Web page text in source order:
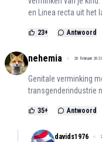
en Linea recta uit het
23+ Antwoord
nehemia 20 februari
Genitale verminking
transgenderindustrie
35+ Antwoord
davids1976